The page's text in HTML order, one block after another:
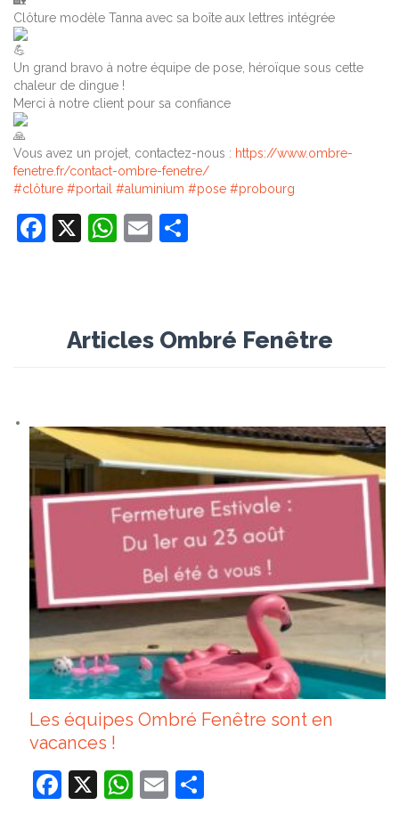
Clôture modèle Tanna avec sa boîte aux lettres intégrée
Un grand bravo à notre équipe de pose, héroïque sous cette
chaleur de dingue !
Merci à notre client pour sa confiance
Vous avez un projet, contactez-nous : https://www.ombre-
fenetre.fr/contact-ombre-fenetre/
#clôture #portail #aluminium #pose #probourg
Facebook
X WhatsApp
Email
Articles Ombré Fenêtre
Les équipes Ombré Fenêtre sont en
vacances !
Facebook
X WhatsApp
Email